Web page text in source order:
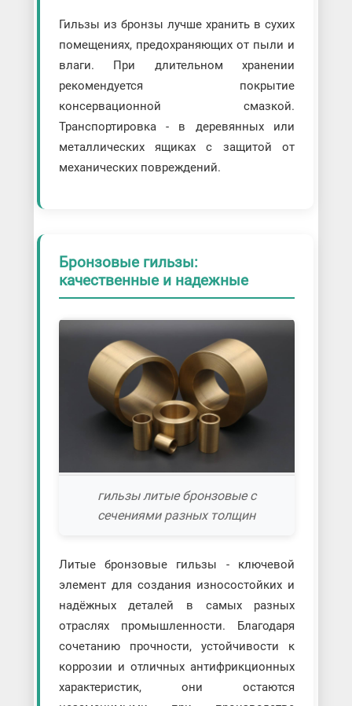
Гильзы из бронзы лучше хранить в сухих
помещениях, предохраняющих от пыли и
влаги. При длительном хранении
рекомендуется покрытие
консервационной смазкой.
Транспортировка - в деревянных или
металлических ящиках с защитой от
механических повреждений.
Бронзовые гильзы:
качественные и надежные
гильзы литые бронзовые с
сечениями разных толщин
Литые бронзовые гильзы - ключевой
элемент для создания износостойких и
надёжных деталей в самых разных
отраслях промышленности. Благодаря
сочетанию прочности, устойчивости к
коррозии и отличных антифрикционных
характеристик, они остаются